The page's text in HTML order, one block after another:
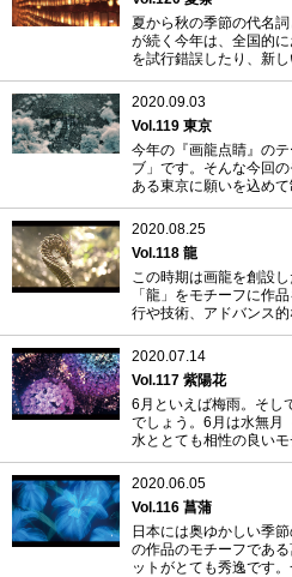
夏から秋の季節の代名
が続く今年は、全国的
を試行錯誤したり、新し
2020.09.03
Vol.119 東京
今年の『画龍点睛』の
ブ」です。そんな今回
ある東京に願いを込めて
2020.08.25
Vol.118 龍
この時期は画龍を創設
「龍」をモチーフに作
行や技術、アドバンス的
2020.07.14
Vol.117 紫陽花
6月といえば梅雨。そし
でしょう。6月は水無月
水ととても相性の良いモ
2020.06.05
Vol.116 菖蒲
日本には奥ゆかしい季
の作品のモチーフであ
ットがとても秀逸です。